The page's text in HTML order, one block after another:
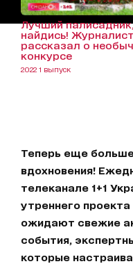
Лучший палисадник,
найдись! Журналист
рассказал о
конкурсе
2022 1 выпуск
Теперь еще
вдохновения!
телеканале 1+1
утреннего проекта
ожидают свежие
события,
которые